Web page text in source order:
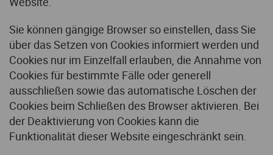
Sie können gängige Browser so einstellen, dass Sie
über das Setzen von Cookies informiert werden und
Cookies nur im Einzelfall erlauben, die Annahme von
Cookies für bestimmte Fälle oder generell
ausschließen sowie das automatische Löschen der
Cookies beim Schließen des Browser aktivieren. Bei
der Deaktivierung von Cookies kann die
Funktionalität dieser Website eingeschränkt sein.